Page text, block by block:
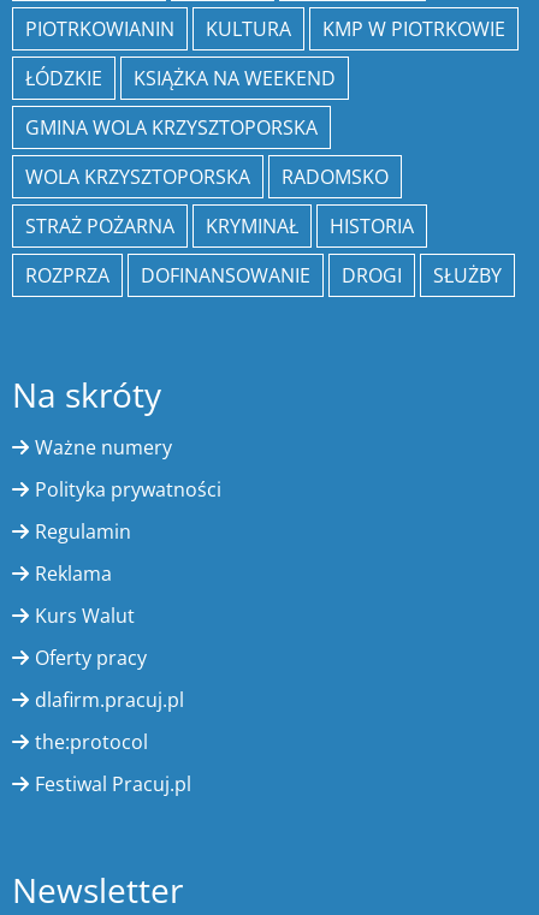
PIOTRKOWIANIN
KULTURA
KMP W PIOTRKOWIE
ŁÓDZKIE
KSIĄŻKA NA WEEKEND
GMINA WOLA KRZYSZTOPORSKA
WOLA KRZYSZTOPORSKA
RADOMSKO
STRAŻ POŻARNA
KRYMINAŁ
HISTORIA
ROZPRZA
DOFINANSOWANIE DROGI SŁUŻBY
Na skróty
Ważne numery
Polityka prywatności
Regulamin
Reklama
Kurs Walut
Oferty pracy
dlafirm.pracuj.pl
the:protocol
Festiwal Pracuj.pl
Newsletter